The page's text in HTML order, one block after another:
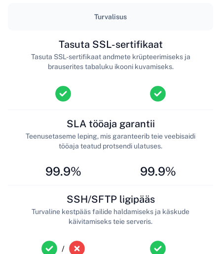
Turvalisus
Tasuta SSL-sertifikaat
Tasuta SSL-sertifikaat andmete krüpteerimiseks ja
brauserites tabaluku ikooni kuvamiseks.
99.9%
SLA tööaja garantii
Teenusetaseme leping, mis garanteerib teie veebisaidi
tööaja teatud protsendi ulatuses.
99.9%
/
SSH/SFTP ligipääs
Turvaline kestpääs failide haldamiseks ja käskude
käivitamiseks teie serveris.